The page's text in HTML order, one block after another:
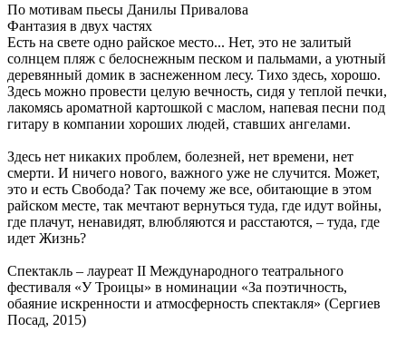
По мотивам пьесы Данилы Привалова
Фантазия в двух частях
Есть на свете одно райское место... Нет, это не залитый
солнцем пляж с белоснежным песком и пальмами, а уютный
деревянный домик в заснеженном лесу. Тихо здесь, хорошо.
Здесь можно провести целую вечность, сидя у теплой печки,
лакомясь ароматной картошкой с маслом, напевая песни под
гитару в компании хороших людей, ставших ангелами.
Здесь нет никаких проблем, болезней, нет времени, нет
смерти. И ничего нового, важного уже не случится. Может,
это и есть Cвобода? Так почему же все, обитающие в этом
райском месте, так мечтают вернуться туда, где идут войны,
где плачут, ненавидят, влюбляются и расстаются, – туда, где
идет Жизнь?
Спектакль – лауреат II Международного театрального
фестиваля «У Троицы» в номинации «За поэтичность,
обаяние искренности и атмосферность спектакля» (Сергиев
Посад, 2015)